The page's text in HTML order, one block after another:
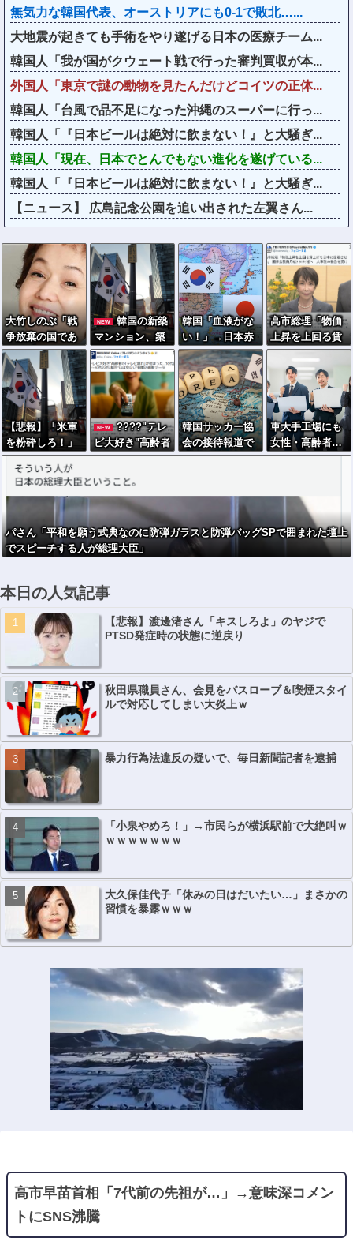
無気力な韓国代表、オーストリアにも0-1で敗北…...
大地震が起きても手術をやり遂げる日本の医療チーム...
韓国人「我が国がクウェート戦で行った審判買収が本...
外国人「東京で謎の動物を見たんだけどコイツの正体...
韓国人「台風で品不足になった沖縄のスーパーに行っ...
韓国人「『日本ビールは絶対に飲まない！』と大騒ぎ...
韓国人「現在、日本でとんでもない進化を遂げている...
韓国人「『日本ビールは絶対に飲まない！』と大騒ぎ...
【ニュース】 広島記念公園を追い出された左翼さん...
大竹しのぶ「戦
争放棄の国であ
り続けよう」←
この投稿が話題
に
NEW
韓国の新築
マンション、築
１年半でテラス
が丸ごと落下ｗ
ｗｗｗｗ
韓国「血液がな
い！」→日本赤
十字、即支援へ
高市総理「物価
上昇を上回る賃
上げを日本に定
着させる」 →国
家公務員月給3.5
1％増へ 人事院
の勧告を受け
【悲報】「米軍
を粉砕しろ！」
在韓米軍基地に
突入した韓国学
生、即逮捕
NEW
????"テレ
ビ大好き"高齢者
の｢テレビ離れ｣
代後半～20代の
約7割が"ほぼ見
ない"
韓国サッカー協
会の接待報道で
「2002年も調べ
車大手工場にも
女性・高齢者…
軽作業ラインや
パさん「平和を願う式典なのに防弾ガラスと防弾バッグSPで囲まれた壇上
でスピーチする人が総理大臣」
本日の人気記事
【悲報】渡邊渚さん「キスしろよ」のヤジで
PTSD発症時の状態に逆戻り
秋田県職員さん、会見をバスローブ＆喫煙スタイ
ルで対応してしまい大炎上ｗ
暴力行為法違反の疑いで、毎日新聞記者を逮捕
「小泉やめろ！」→市民らが横浜駅前で大絶叫ｗ
ｗｗｗｗｗｗｗ
大久保佳代子「休みの日はだいたい…」まさかの
習慣を暴露ｗｗｗ
高市早苗首相「7代前の先祖が…」→意味深コメン
トにSNS沸騰